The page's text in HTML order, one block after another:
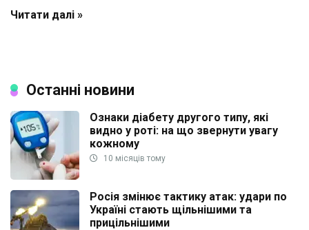
Читати далі »
Останні новини
Ознаки діабету другого типу, які
видно у роті: на що звернути увагу
кожному
10 місяців тому
Росія змінює тактику атак: удари по
Україні стають щільнішими та
прицільнішими